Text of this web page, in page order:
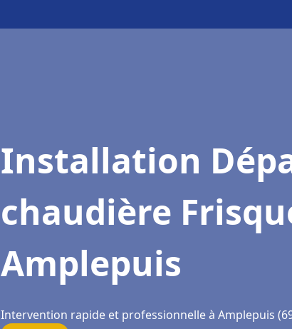
Installation
chaudière
Amplepuis
Intervention rapide et professionnelle à Amplepuis